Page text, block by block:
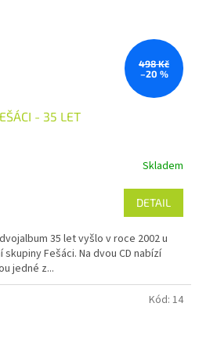
498 Kč
–20 %
- 35 LET
Skladem
DETAIL
35 let vyšlo v roce 2002 u
Fešáci. Na dvou CD nabízí
jedné z...
Kód: 14